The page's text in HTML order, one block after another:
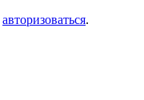
авторизоваться.